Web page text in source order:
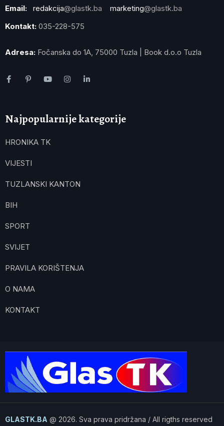
Email: redakcija@glastk.ba marketing@glastk.ba
Kontakt: 035-228-575
Adresa: Fočanska do 1A, 75000 Tuzla | Book d.o.o Tuzla
Najpopularnije kategorije
HRONIKA TK
VIJESTI
TUZLANSKI KANTON
BIH
SPORT
SVIJET
PRAVILA KORIŠTENJA
O NAMA
KONTAKT
GLASTK.BA @ 2026. Sva prava pridržana / All rigths reserved